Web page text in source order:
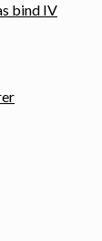
bind IV